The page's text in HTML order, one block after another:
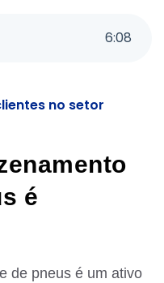
6:08
no setor
é
de pneus é um ativo